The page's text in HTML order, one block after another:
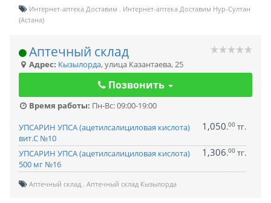
Интернет-аптека Доставим
Интернет-аптека Доставим Нур-Султан
(Астана)
Аптечный склад
Адрес: Кызылорда,улица Казантаева, 25
Позвонить
Время работы: Пн-Вс: 09:00-19:00
УПСАРИН УПСА (ацетилсалициловая кислота)
вит.С №10
1,050.00 тг.
УПСАРИН УПСА (ацетилсалициловая кислота)
500 мг №16
1,306.00 тг.
Аптечный склад Аптечный склад Кызылорда